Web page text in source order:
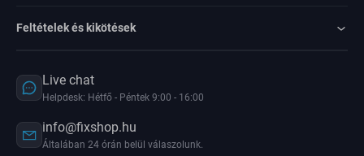
Feltételek és kikötések
Live chat
Helpdesk: Hétfő - Péntek 9:00 - 16:00
info@fixshop.hu
Általában 24 órán belül válaszolunk.